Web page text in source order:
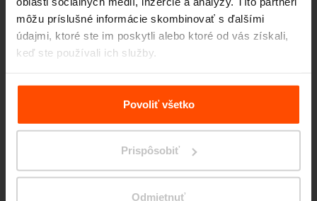
môžu príslušné informácie skombinovať s ďalšími
údajmi, ktoré ste im poskytli alebo ktoré od vás získali,
keď ste používali ich služby.
Viac informácií nájdete na stránkeZásady zpracování
Povoliť všetko
Prispôsobiť
Odmietnuť